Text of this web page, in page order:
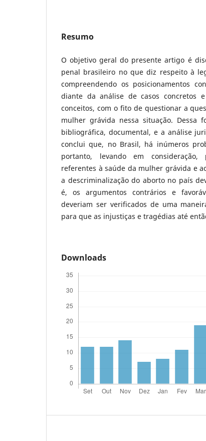
Resumo
O objetivo geral do presente artigo é
penal brasileiro no que diz respeito à
compreendendo os posicionamentos
diante da análise de casos concretos
conceitos, com o fito de questionar a
mulher grávida nessa situação. Dessa
bibliográfica, documental, e a análise
conclui que, no Brasil, há inúmeros
portanto, levando em consideração,
referentes à saúde da mulher grávida e
a descriminalização do aborto no país
é, os argumentos contrários e
deveriam ser verificados de uma
para que as injustiças e tragédias até
Downloads